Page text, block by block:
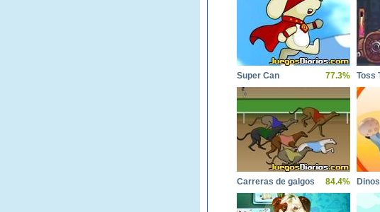
Super Can 77.3% Toss
Carreras de galgos 84.4%